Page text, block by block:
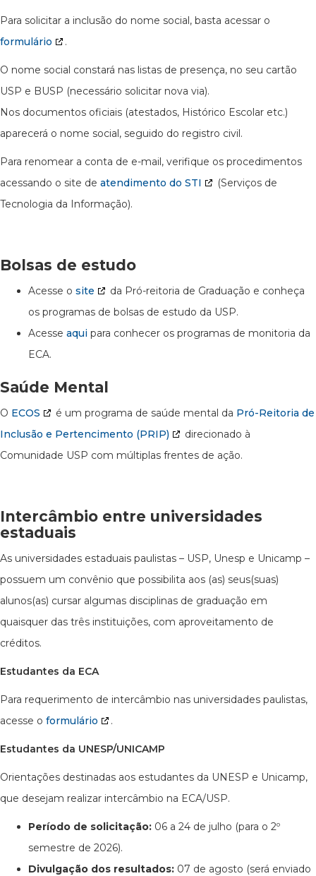
Para solicitar a inclusão do nome social, basta acessar o
formulário
.
O nome social constará nas listas de presença, no seu cartão
USP e BUSP (necessário solicitar nova via).
Nos documentos oficiais (atestados, Histórico Escolar etc.)
aparecerá o nome social, seguido do registro civil.
Para renomear a conta de e-mail, verifique os procedimentos
acessando o site de atendimento do STI
(Serviços de
Tecnologia da Informação).
Bolsas de estudo
Acesse o site
da Pró-reitoria de Graduação e conheça
os programas de bolsas de estudo da USP.
Acesse aqui para conhecer os programas de monitoria da
ECA.
Saúde Mental
O ECOS é um programa de saúde mental da Pró-Reitoria de
Inclusão e Pertencimento (PRIP)
direcionado à
Comunidade USP com múltiplas frentes de ação.
Intercâmbio entre universidades
estaduais
As universidades estaduais paulistas – USP, Unesp e Unicamp –
possuem um convênio que possibilita aos (as) seus(suas)
alunos(as) cursar algumas disciplinas de graduação em
quaisquer das três instituições, com aproveitamento de
créditos.
Estudantes da ECA
Para requerimento de intercâmbio nas universidades paulistas,
acesse o formulário .
Estudantes da UNESP/UNICAMP
Orientações destinadas aos estudantes da UNESP e Unicamp,
que desejam realizar intercâmbio na ECA/USP.
Período de solicitação: 06 a 24 de julho (para o 2º
semestre de 2026).
Divulgação dos resultados: 07 de agosto (será enviado